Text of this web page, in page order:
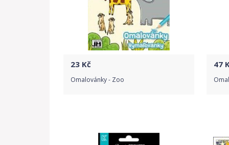
23 Kč
Omalovánky - Zoo
Detail produktu
47